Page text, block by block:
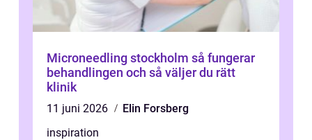
Microneedling stockholm så fungerar
behandlingen och så väljer du rätt
klinik
11 juni 2026
Elin Forsberg
inspiration